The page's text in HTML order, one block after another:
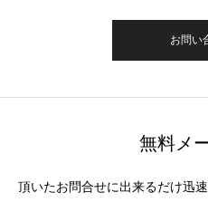
お問い
無料メ
頂いたお問合せに出来るだけ迅